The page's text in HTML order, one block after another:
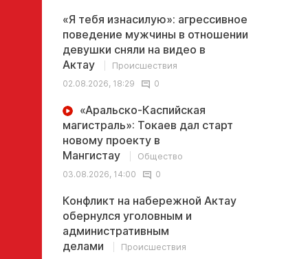
«Я тебя изнасилую»: агрессивное
поведение мужчины в отношении
девушки сняли на видео в
Актау
Происшествия
02.08.2026, 18:29
0
«Аральско-Каспийская
магистраль»: Токаев дал старт
новому проекту в
Мангистау
Общество
03.08.2026, 14:00
0
Конфликт на набережной Актау
обернулся уголовным и
административным
делами
Происшествия